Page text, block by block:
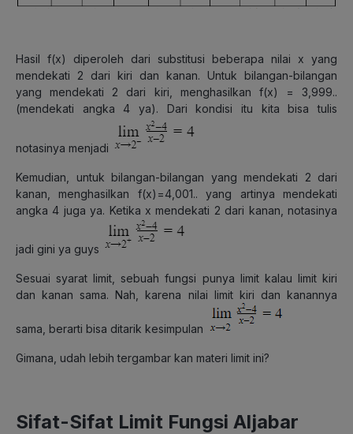
Hasil f(x) diperoleh dari substitusi beberapa nilai x yang
mendekati 2 dari kiri dan kanan. Untuk bilangan-bilangan
yang mendekati 2 dari kiri, menghasilkan f(x) = 3,999..
(mendekati angka 4 ya). Dari kondisi itu kita bisa tulis
notasinya menjadi
Kemudian, untuk bilangan-bilangan yang mendekati 2 dari
kanan, menghasilkan f(x)=4,001.. yang artinya mendekati
angka 4 juga ya. Ketika x mendekati 2 dari kanan, notasinya
jadi gini ya guys
Sesuai syarat limit, sebuah fungsi punya limit kalau limit kiri
dan kanan sama. Nah, karena nilai limit kiri dan kanannya
sama, berarti bisa ditarik kesimpulan
Gimana, udah lebih tergambar kan materi limit ini?
Sifat-Sifat Limit Fungsi Aljabar